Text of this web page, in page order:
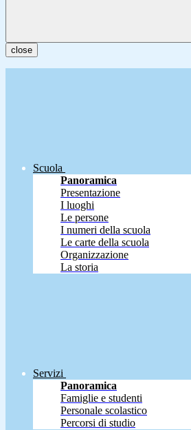
close
Scuola
Panoramica
Presentazione
I luoghi
Le persone
I numeri della scuola
Le carte della scuola
Organizzazione
La storia
Servizi
Panoramica
Famiglie e studenti
Personale scolastico
Percorsi di studio